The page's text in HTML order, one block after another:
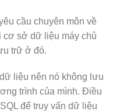
cầu chuyên môn về
cơ sở dữ liệu máy chủ
trữ ở đó.
liệu nên nó không lưu
trình của mình. Điều
để truy vấn dữ liệu